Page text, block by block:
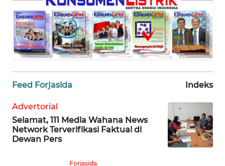
Feed Forjasida Indeks
Advertorial
Selamat, 111 Media Wahana News
Network Terverifikasi Faktual di
Dewan Pers
Forjasida
WAHANA
PERSONA
WAHANA
HEALTH
WAHANA
DESA